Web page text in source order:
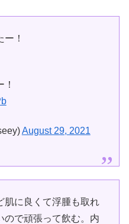
！
August 29, 2021
肌に良くて浮腫も取れ
ので頑張って飲む。内